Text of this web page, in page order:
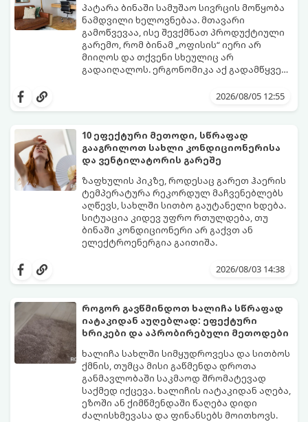
პატარა ბინაში სამუშაო სივრცის მოწყობა
ნამდვილი ხელოვნებაა. მთავარი
გამოწვევაა, ისე შევქმნათ პროდუქტიული
გარემო, რომ ბინამ „ოფისის“ იერი არ
მიიღოს და თქვენი სხეულიც არ
გადაიღალოს. ერგონომიკა აქ გადამწყვეტ
2026/08/05 12:55
10 ეფექტური მეთოდი, სწრაფად
გააგრილოთ სახლი კონდიციონერისა
და ვენტილატორის გარეშე
ზაფხულის პიკზე, როდესაც გარეთ ჰაერის
ტემპერატურა რეკორდულ მაჩვენებლებს
აღწევს, სახლში სითბო გაუტანელი ხდება.
სიტუაცია კიდევ უფრო რთულდება, თუ
ბინაში კონდიციონერი არ გაქვთ ან
ელექტროენერგია გაითიშა.
კანონები და გამოცდილი ყოფითი ხრიკები,
სასიამოვნო სიგრილე სპეციალური
ტექნიკის გარეშეც.
გთავაზობთ 10 საუკეთესო და
ხელმისაწვდომ მეთოდს:
2026/08/03 14:38
როგორ გავწმინდოთ ხალიჩა სწრაფად
იატაკიდან აუღებლად: ეფექტური
ხრიკები და აპრობირებული მეთოდები
ხალიჩა სახლში სიმყუდროვესა და სითბოს
ქმნის, თუმცა მისი გაწმენდა დროთა
განმავლობაში საკმაოდ შრომატევად
საქმედ იქცევა. ხალიჩის იატაკიდან აღება,
ეზოში ან ქიმწმენდაში წაღება დიდი
ძალისხმევასა და ფინანსებს მოითხოვს.